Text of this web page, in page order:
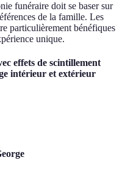
funéraire doit se baser sur
de la famille. Les
particulièrement bénéfiques
unique.
effets de scintillement
intérieur et extérieur